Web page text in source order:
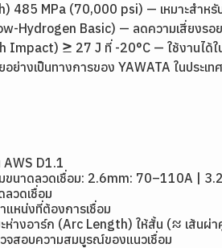
485 MPa (70,000 psi) — เหมาะสำห
Hydrogen Basic) — ลดความเสี่ยงร
Impact) ≥ 27 J ที่ -20°C — ใช้งานไ
ย่างเป็นทางการของ YAWATA ในประ
D1.1
ขนาดลวดเชื่อม: 2.6mm: 70–110A |
ลวดเชื่อม
หน่งที่ต้องการเชื่อม
ะห่างอาร์ก (Arc Length) ให้สั้น (≈ เส้นผ่
จสอบความสมบูรณ์ของแนวเชื่อม